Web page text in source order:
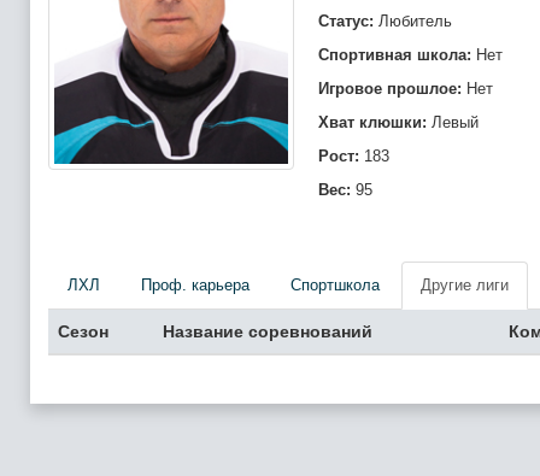
Статус: Любитель
Спортивная школа: Нет
Игровое прошлое: Нет
Хват клюшки: Левый
Рост: 183
Вес: 95
ЛХЛ Проф. карьера Спортшкола Другие лиги
Сезон Название соревнований